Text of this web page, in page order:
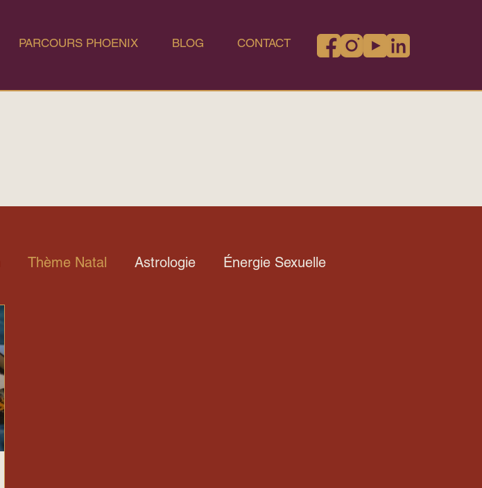
PARCOURS PHOENIX BLOG CONTACT
Thème Natal Astrologie Énergie Sexuelle